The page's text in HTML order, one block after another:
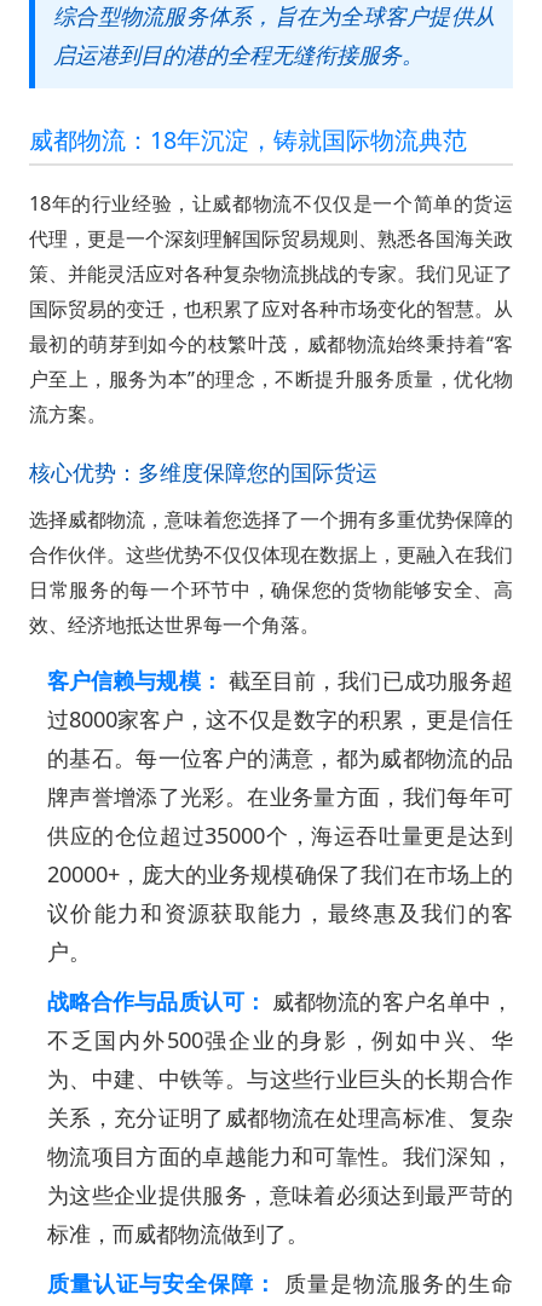
综合型物流服务体系，旨在为全球客户提供从
启运港到目的港的全程无缝衔接服务。
威都物流：18年沉淀，铸就国际物流典范
18年的行业经验，让威都物流不仅仅是一个简单的货运
代理，更是一个深刻理解国际贸易规则、熟悉各国海关政
策、并能灵活应对各种复杂物流挑战的专家。我们见证了
国际贸易的变迁，也积累了应对各种市场变化的智慧。从
最初的萌芽到如今的枝繁叶茂，威都物流始终秉持着“客
户至上，服务为本”的理念，不断提升服务质量，优化物
流方案。
核心优势：多维度保障您的国际货运
选择威都物流，意味着您选择了一个拥有多重优势保障的
合作伙伴。这些优势不仅仅体现在数据上，更融入在我们
日常服务的每一个环节中，确保您的货物能够安全、高
效、经济地抵达世界每一个角落。
客户信赖与规模： 截至目前，我们已成功服务超
过8000家客户，这不仅是数字的积累，更是信任
的基石。每一位客户的满意，都为威都物流的品
牌声誉增添了光彩。在业务量方面，我们每年可
供应的仓位超过35000个，海运吞吐量更是达到
20000+，庞大的业务规模确保了我们在市场上的
议价能力和资源获取能力，最终惠及我们的客
户。
战略合作与品质认可： 威都物流的客户名单中，
不乏国内外500强企业的身影，例如中兴、华
为、中建、中铁等。与这些行业巨头的长期合作
关系，充分证明了威都物流在处理高标准、复杂
物流项目方面的卓越能力和可靠性。我们深知，
为这些企业提供服务，意味着必须达到最严苛的
标准，而威都物流做到了。
质量认证与安全保障： 质量是物流服务的生命